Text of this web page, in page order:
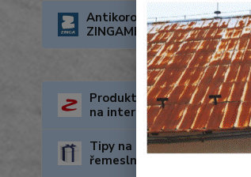
Antikorozní nátěry
ZINGAMETALL
Produkty za nejnižší cenu
na internetu
Tipy na dárky pro kutily a
řemeslníky